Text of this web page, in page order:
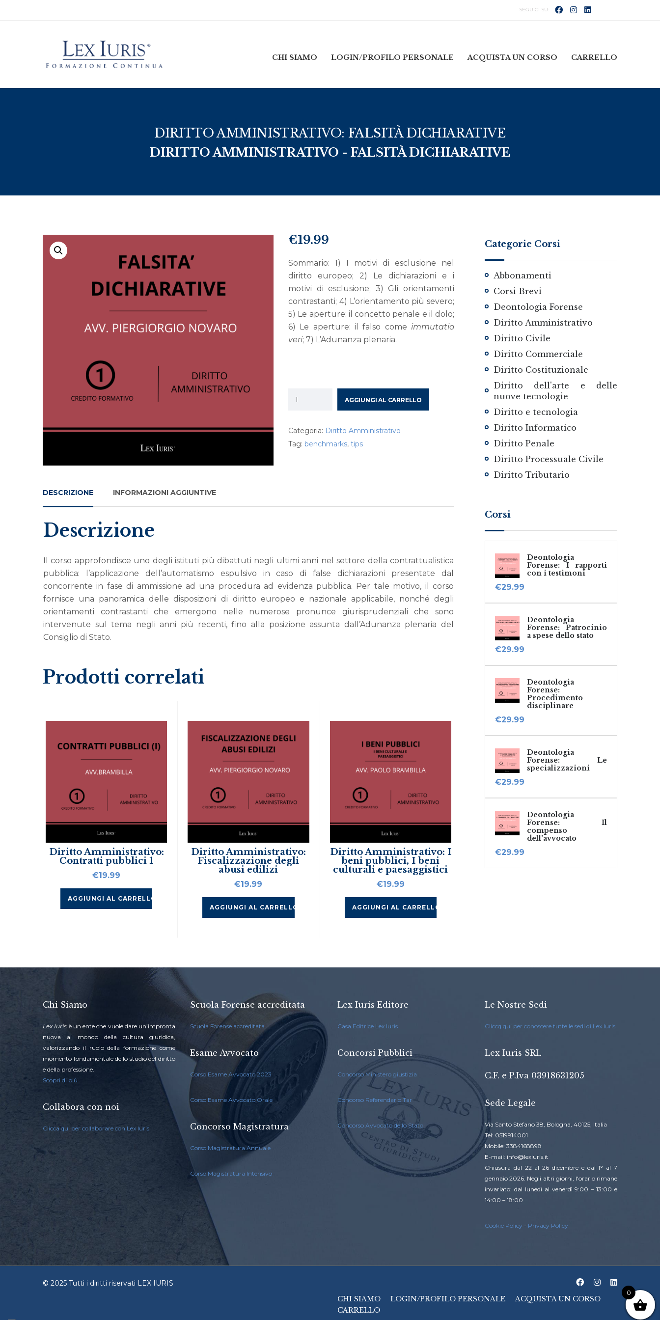
CHI SIAMO LOGIN/PROFILO PERSONALE ACQUISTA UN CORSO CARRELLO
DIRITTO AMMINISTRATIVO: FALSITÀ DICHIARATIVE
DIRITTO AMMINISTRATIVO - FALSITÀ DICHIARATIVE
€19.99
Sommario: 1) I motivi di esclusione nel
diritto europeo; 2) Le dichiarazioni e i
motivi di esclusione; 3) Gli orientamenti
contrastanti; 4) L’orientamento più severo;
5) Le aperture: il concetto penale e il dolo;
6) Le aperture: il falso come immutatio
veri; 7) L’Adunanza plenaria.
AGGIUNGI AL CARRELLO
Categoria: Diritto Amministrativo
Tag: benchmarks, tips
DESCRIZIONE INFORMAZIONI AGGIUNTIVE
Descrizione
Il corso approfondisce uno degli istituti più dibattuti negli ultimi anni nel settore della contrattualistica
pubblica: l’applicazione dell’automatismo espulsivo in caso di false dichiarazioni presentate dal
concorrente in fase di ammissione ad una procedura ad evidenza pubblica. Per tale motivo, il corso
fornisce una panoramica delle disposizioni di diritto europeo e nazionale applicabile, nonché degli
orientamenti contrastanti che emergono nelle numerose pronunce giurisprudenziali che sono
intervenute sul tema negli anni più recenti, fino alla posizione assunta dall’Adunanza plenaria del
Consiglio di Stato.
Prodotti correlati
Diritto Amministrativo:
Contratti pubblici 1
€19.99
AGGIUNGI AL CARRELLO
Diritto Amministrativo:
Fiscalizzazione degli
abusi edilizi
€19.99
AGGIUNGI AL CARRELLO
Diritto Amministrativo: I
beni pubblici, I beni
culturali e paesaggistici
€19.99
AGGIUNGI AL CARRELLO
Categorie Corsi
Abbonamenti
Corsi Brevi
Deontologia Forense
Diritto Amministrativo
Diritto Civile
Diritto Commerciale
Diritto Costituzionale
Diritto dell'arte e delle
nuove tecnologie
Diritto e tecnologia
Diritto Informatico
Diritto Penale
Diritto Processuale Civile
Diritto Tributario
Corsi
Deontologia
Forense: I rapporti
con i testimoni
€29.99
Deontologia
Forense: Patrocinio
a spese dello stato
€29.99
Deontologia
Forense:
Procedimento
disciplinare
€29.99
Deontologia
Forense: Le
specializzazioni
€29.99
Deontologia
Forense: Il
compenso
dell'avvocato
€29.99
Chi Siamo
Lex Iuris è un ente che vuole dare un’impronta
nuova al mondo della cultura giuridica,
valorizzando il ruolo della formazione come
momento fondamentale dello studio del diritto
e della professione.
Scopri di più
Collabora con noi
Clicca qui per collaborare con Lex Iuris
Scuola Forense accreditata
Scuola Forense accreditata
Esame Avvocato
Corso Esame Avvocato 2023
Corso Esame Avvocato Orale
Concorso Magistratura
Corso Magistratura Annuale
Corso Magistratura Intensivo
Lex Iuris Editore
Casa Editrice Lex Iuris
Concorsi Pubblici
Concorso Ministero giustizia
Concorso Referendario Tar
Concorso Avvocato dello Stato
Le Nostre Sedi
Cliccq qui per conoscere tutte le sedi di Lex Iuris
Lex Iuris SRL
C.F. e P.Iva 03918631205
Sede Legale
Via Santo Stefano 38, Bologna, 40125, Italia
Tel: 0519914001
Mobile: 3384168898
E-mail: info@lexiuris.it
Chiusura dal 22 al 26 dicembre e dal 1° al 7
gennaio 2026. Negli altri giorni, l'orario rimane
invariato: dal lunedì al venerdì 9:00 – 13:00 e
14:00 – 18:00
Cookie Policy - Privacy Policy
© 2025 Tutti i diritti riservati LEX IURIS
CHI SIAMO
LOGIN/PROFILO PERSONALE
ACQUISTA UN CORSO
CARRELLO
0